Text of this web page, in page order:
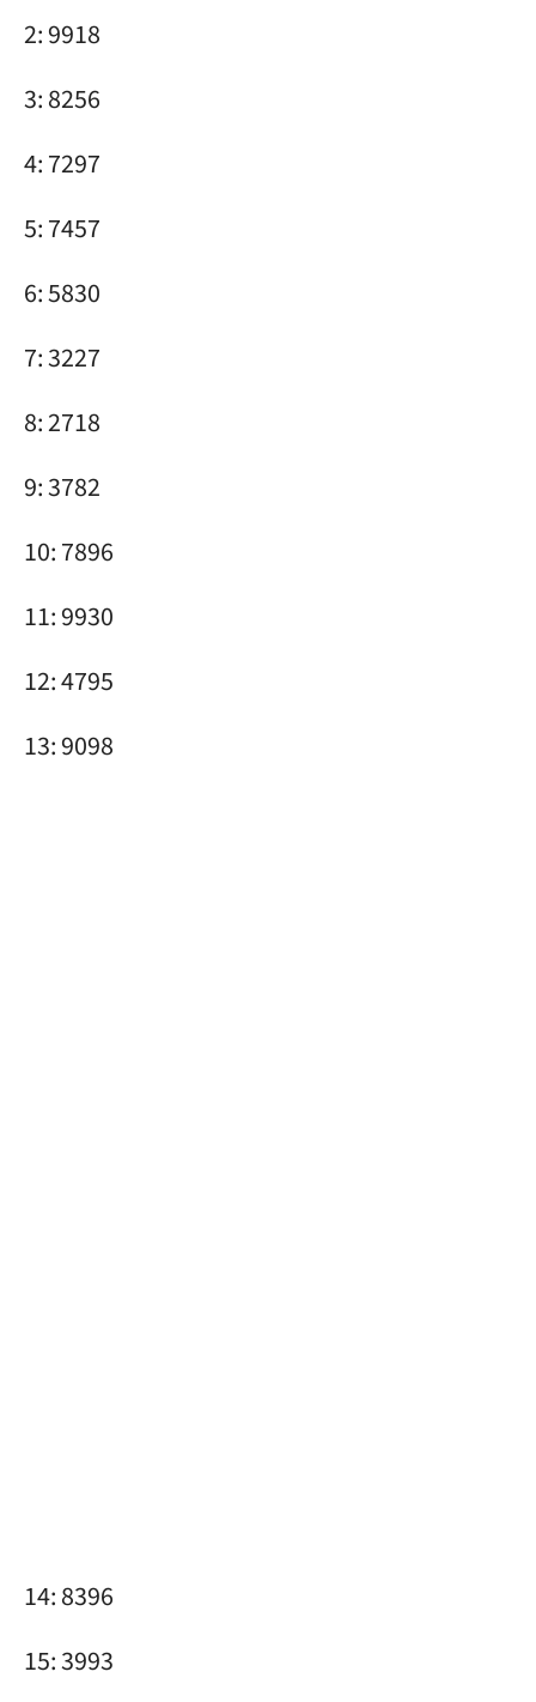
2: 9918
3: 8256
4: 7297
5: 7457
6: 5830
7: 3227
8: 2718
9: 3782
10: 7896
11: 9930
12: 4795
13: 9098
14: 8396
15: 3993